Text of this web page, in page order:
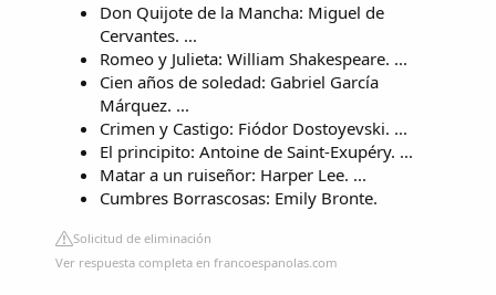
Don Quijote de la Mancha: Miguel de
Cervantes. ...
Romeo y Julieta: William Shakespeare. ...
Cien años de soledad: Gabriel García
Márquez. ...
Crimen y Castigo: Fiódor Dostoyevski. ...
El principito: Antoine de Saint-Exupéry. ...
Matar a un ruiseñor: Harper Lee. ...
Cumbres Borrascosas: Emily Bronte.
Solicitud de eliminación
Ver respuesta completa en francoespanolas.com